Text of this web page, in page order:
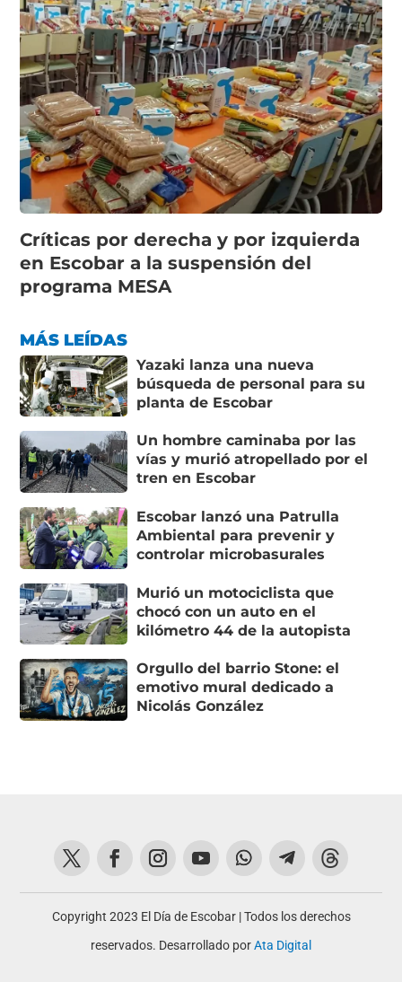
Críticas por derecha y por izquierda
en Escobar a la suspensión del
programa MESA
MÁS LEÍDAS
Yazaki lanza una nueva
búsqueda de personal para su
planta de Escobar
Un hombre caminaba por las
vías y murió atropellado por el
tren en Escobar
Escobar lanzó una Patrulla
Ambiental para prevenir y
controlar microbasurales
Murió un motociclista que
chocó con un auto en el
kilómetro 44 de la autopista
Orgullo del barrio Stone: el
emotivo mural dedicado a
Nicolás González
Copyright 2023 El Día de Escobar | Todos los derechos
reservados. Desarrollado porAta Digital